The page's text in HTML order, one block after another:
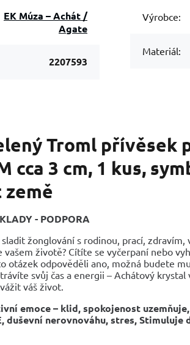
EK Múza – Achát /
Agate
2207593
Výrobce:
Materiál:
Troml přívěsek
cca 3 cm, 1 kus,
- PODPORA
sladit žonglování s rodinou, prací,
životě? Cítíte se vyčerpaní nebo
otázek odpověděli ano, možná budete
svůj čas a energii – Achátový krystal
váš život.
emoce – klid, spokojenost
duševní nerovnováhu, stres,Stimuluje